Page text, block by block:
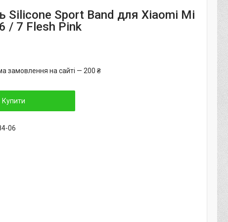
Silicone Sport Band для Xiaomi Mi
/ 7 Flesh Pink
замовлення на сайті — 200 ₴
Купити
06